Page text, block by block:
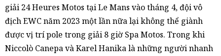
giải 24 Heures Motos tại Le Mans vào tháng 4, đội vô
địch EWC năm 2023 một lần nữa lại không thể giành
được vị trí pole trong giải 8 giờ Spa Motos. Trong khi
Niccolò Canepa và Karel Hanika là những người nhanh